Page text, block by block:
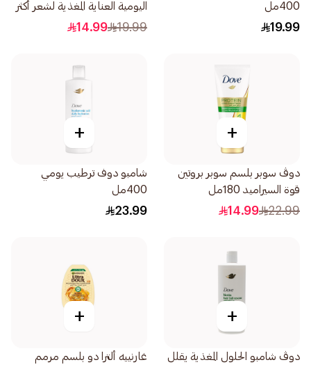
400مل
19.99
اليومية العناية المغذية لشعر أكثر
نعومة بنسبة 100 590مل
19.99
14.99
+
دوڤ سوبر بلسم سوبر بروتين
قوة السيراميد 180مل
22.99
14.99
+
شامبو دوف ترطيب يومي
400مل
23.99
+
دوڤ شامبو الحلول المغذية يقلل
+
غارنييه ألترا دو بلسم مرمم